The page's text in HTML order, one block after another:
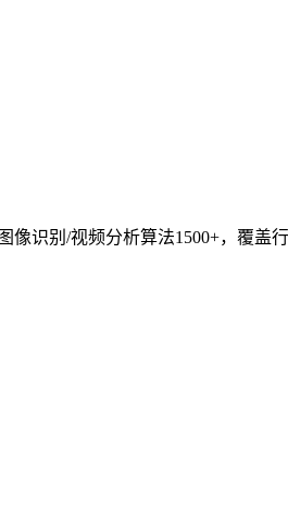
识别/视频分析算法1500+，覆盖